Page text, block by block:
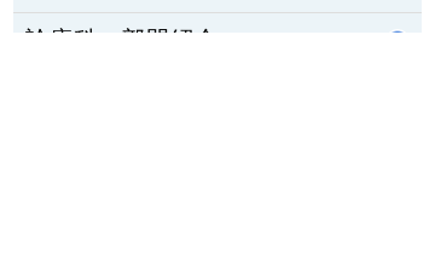
診療科・部門紹介